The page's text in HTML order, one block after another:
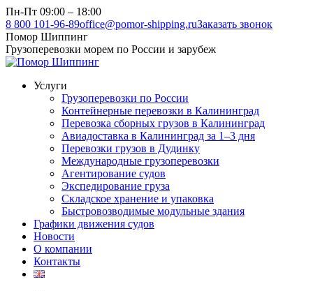
Перейти
к
содержанию
Пн-Пт 09:00 – 18:00
8 800 101-96-89office@pomor-shipping.ruЗаказать звонок
Помор Шиппинг
Грузоперевозки морем по России и зарубеж
Услуги
Грузоперевозки по России
Контейнерные перевозки в Калининград
Перевозка сборных грузов в Калининград
Авиадоставка в Калининград за 1–3 дня
Перевозки грузов в Дудинку
Международные грузоперевозки
Агентирование судов
Экспедирование груза
Складское хранение и упаковка
Быстровозводимые модульные здания
Графики движения судов
Новости
О компании
Контакты